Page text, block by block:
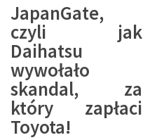
JapanGate,
czyli jak
Daihatsu
wywołało
skandal, za
który zapłaci
Toyota!